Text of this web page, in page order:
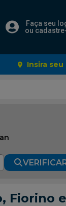
Faça seu
ou
Insira seu
Fiorino